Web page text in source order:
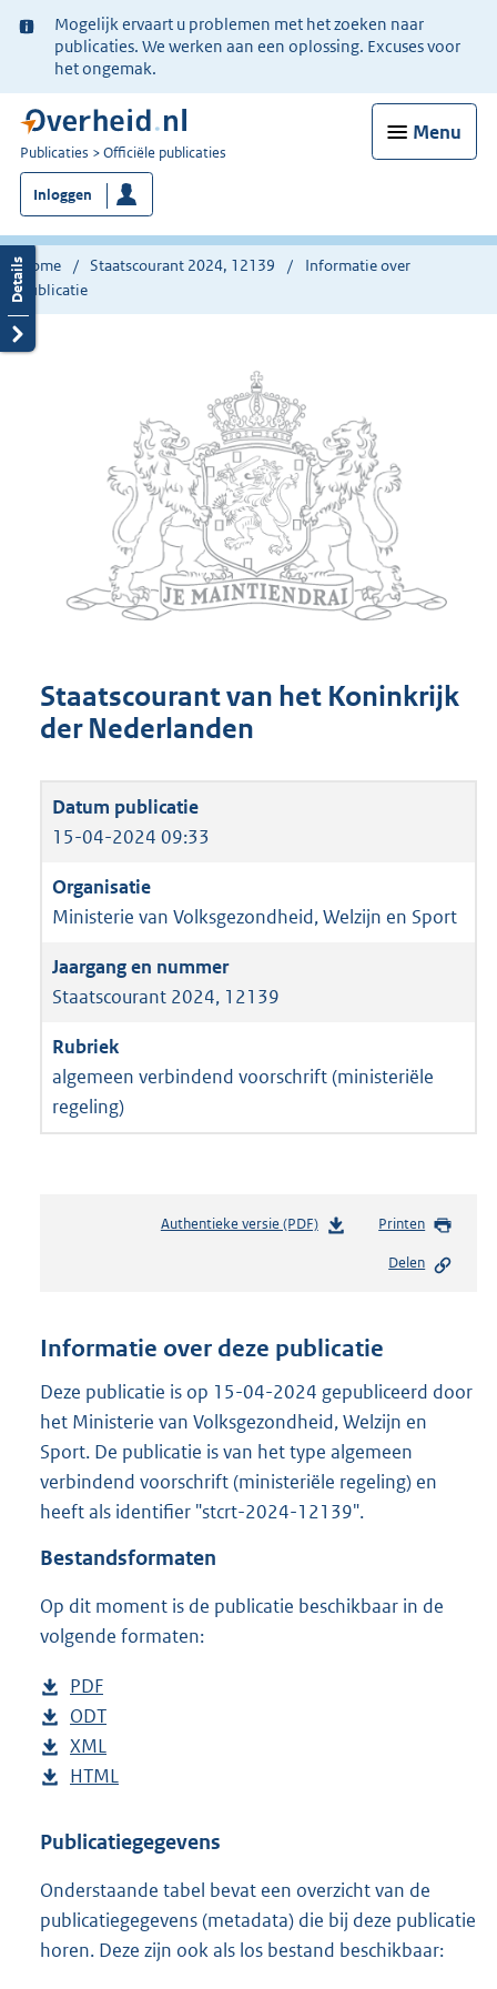
Ter
informatie:
Mogelijk ervaart u problemen met het zoeken naar
publicaties. We werken aan een oplossing. Excuses voor
het ongemak.
Menu
U
bent
nu
hier:
Publicaties Officiële publicaties
Inloggen
Home Staatscourant 2024, 12139
Informatie over
publicatie
Staatscourant van het Koninkrijk
der Nederlanden
15-04-2024 09:33
Ministerie van Volksgezondheid, Welzijn en Sport
Staatscourant 2024, 12139
algemeen verbindend voorschrift (ministeriële
regeling)
Authentieke versie (PDF)b
n
s
g
r
o
o
t
Printen
Delen
Informatie over deze publicatie
Deze publicatie is op 15-04-2024 gepubliceerd door
het Ministerie van Volksgezondheid, Welzijn en
Sport. De publicatie is van het type algemeen
verbindend voorschrift (ministeriële regeling) en
heeft als identifier "stcrt-2024-12139".
Bestandsformaten
Op dit moment is de publicatie beschikbaar in de
volgende formaten:
D
o
w
n
o
d
p
u
PDF
e
s
t
n
s
g
r
D
o
w
l
a
d
p
ODT
s
a
d
s
g
D
o
n
o
a
d
XML
e
t
n
d
s
D
w
l
o
a
HTML
s
a
n
d
Publicatiegegevens
Onderstaande tabel bevat een overzicht van de
publicatiegegevens (metadata) die bij deze publicatie
horen. Deze zijn ook als los bestand beschikbaar: